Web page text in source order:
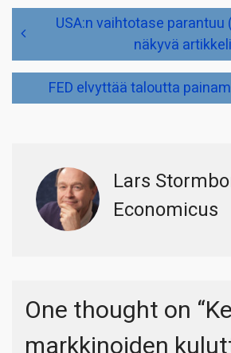
Artikkelien
selaus
USA:n vaihtotase
näkyvä
FED elvyttää taloutta
Lars
Economicus
One thought on “